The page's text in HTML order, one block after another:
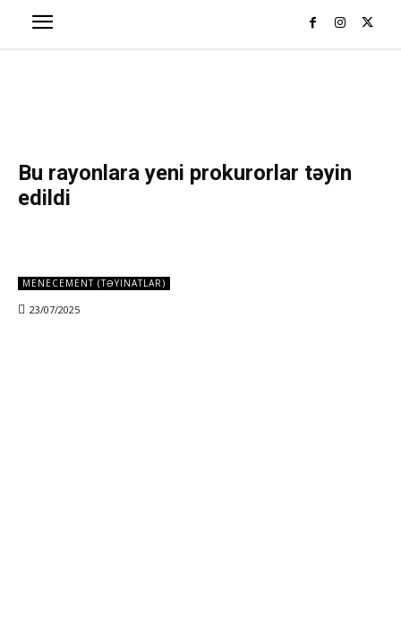
Bu rayonlara yeni prokurorlar təyin
edildi
MENECEMENT (TƏYINATLAR)
23/07/2025